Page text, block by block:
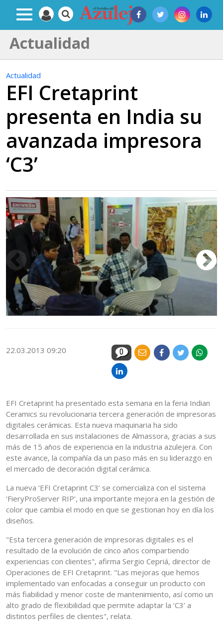
Actualidad
Actualidad
EFI Cretaprint
presenta en India su
avanzada impresora
‘C3’
22.03.2013 09:20 0
EFI Cretaprint ha presentado esta semana en la feria Indian
Ceramics su revolucionaria tercera generación de impresoras
digitales cerámicas. Esta nueva maquinaria ha sido
desarrollada en sus instalaciones de Almassora, gracias a sus
más de 15 años de experiencia en la industria azulejera. Con
este avance, la compañía da un paso más en su liderazgo en
el mercado de decoración digital cerámica.
La nueva ‘EFI Cretaprint C3’ se comercializa con el sistema
‘FieryProServer RIP’, una importante mejora en la gestión de
color que cambia el modo en que se gestionan hoy en día los
diseños.
"Esta tercera generación de impresoras digitales es el
resultado de la evolución de cinco años compartiendo
experiencias con clientes", afirma Sergio Cepriá, director de
Operaciones de EFI Cretaprint. "Las mejoras que hemos
implementado van enfocadas a conseguir un producto con
más fiabilidad y menor coste de mantenimiento, así como un
alto grado de flexibilidad que permite adaptar la ‘C3’ a
distintos perfiles de clientes", relata.